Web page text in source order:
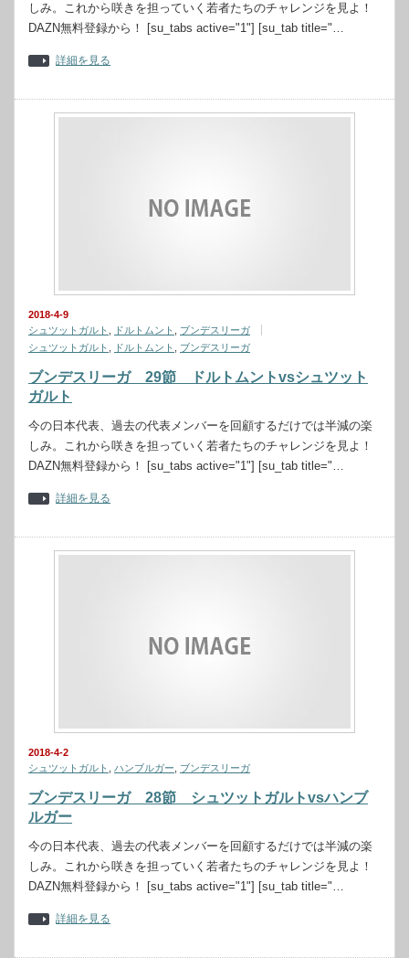
しみ。これから咲きを担っていく若者たちのチャレンジを見よ！
DAZN無料登録から！ [su_tabs active="1"] [su_tab title="…
詳細を見る
2018-4-9
シュツットガルト
ドルトムント
ブンデスリーガ
シュツットガルト
ドルトムント ブンデスリーガ
ブンデスリーガ 29節 ドルトムントvsシュツット
ガルト
今の日本代表、過去の代表メンバーを回顧するだけでは半減の楽
しみ。これから咲きを担っていく若者たちのチャレンジを見よ！
DAZN無料登録から！ [su_tabs active="1"] [su_tab title="…
詳細を見る
2018-4-2
シュツットガルト
ハンブルガー ブンデスリーガ
ブンデスリーガ 28節 シュツットガルトvsハンブ
ルガー
今の日本代表、過去の代表メンバーを回顧するだけでは半減の楽
しみ。これから咲きを担っていく若者たちのチャレンジを見よ！
DAZN無料登録から！ [su_tabs active="1"] [su_tab title="…
詳細を見る